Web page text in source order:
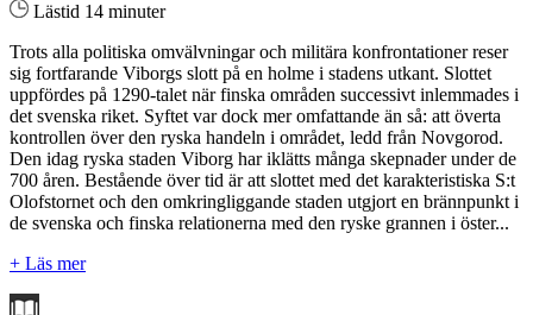
Lästid 14 minuter
Trots alla politiska omvälvningar och militära konfrontationer reser
sig fortfarande Viborgs slott på en holme i stadens utkant. Slottet
uppfördes på 1290-talet när finska områden successivt inlemmades i
det svenska riket. Syftet var dock mer omfattande än så: att överta
kontrollen över den ryska handeln i området, ledd från Novgorod.
Den idag ryska staden Viborg har iklätts många skepnader under de
700 åren. Bestående över tid är att slottet med det karakteristiska S:t
Olofstornet och den omkringliggande staden utgjort en brännpunkt i
de svenska och finska relationerna med den ryske grannen i öster...
+ Läs mer